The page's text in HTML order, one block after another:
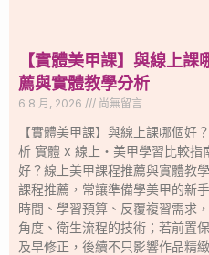
【實體美甲課】與線上
薦與實體教學分析
6 8 月, 2026 尚無留言
【實體美甲課】與線上課哪個好
析 實體 x 線上・美甲學習比較指
好？線上美甲課程推薦與實體教
課程推薦，常讓準備學美甲的新
時間、學習預算、反覆複習需求
角度、衛生流程的技術；若前置
及早修正，後續不只影響作品精